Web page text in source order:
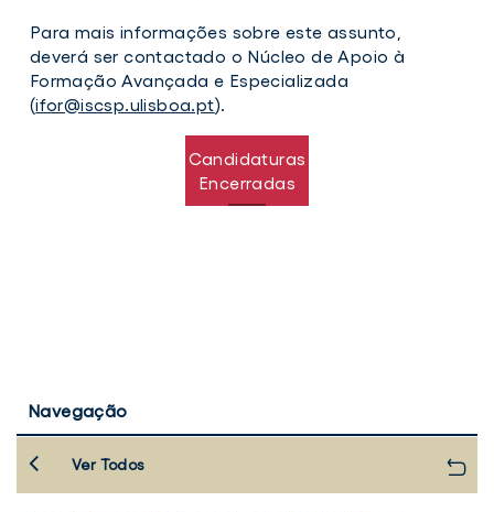
Para mais informações sobre este assunto,
deverá ser contactado o Núcleo de Apoio à
Formação Avançada e Especializada
(ifor@iscsp.ulisboa.pt).
Candidaturas
Encerradas
Navegação
Ver Todos